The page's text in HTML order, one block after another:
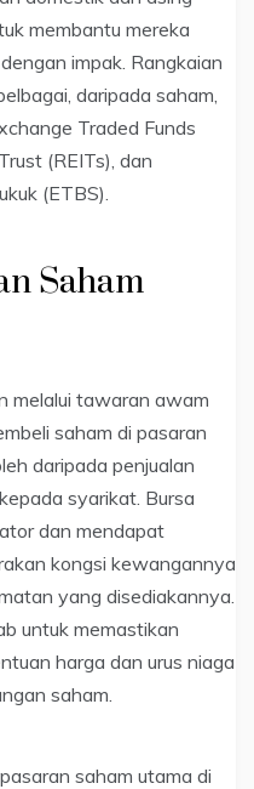
membantu mereka
impak. Rangkaian
daripada saham,
Traded Funds
(REITs), dan
(ETBS).
Saham
melalui tawaran awam
saham di pasaran
daripada penjualan
syarikat. Bursa
dan mendapat
kongsi kewangannya
yang disediakannya.
untuk memastikan
harga dan urus niaga
saham.
saham utama di